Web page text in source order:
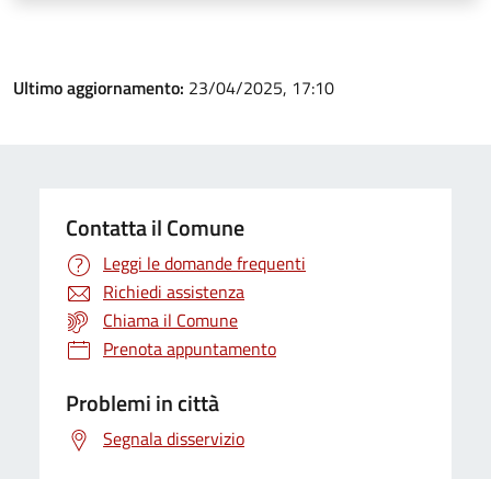
Ultimo aggiornamento: 23/04/2025, 17:10
Contatta il Comune
Leggi le domande frequenti
Richiedi assistenza
Chiama il Comune
Prenota appuntamento
Problemi in città
Segnala disservizio